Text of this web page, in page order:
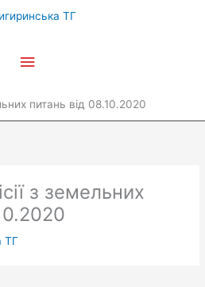
Головне
питань від 08.10.2020
з земельних
ТГ